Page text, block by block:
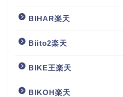
BIHAR楽天
Biito2楽天
BIKE王楽天
BIKOH楽天